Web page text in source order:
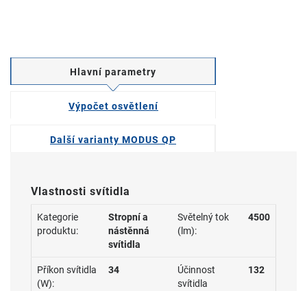
Hlavní parametry
Výpočet osvětlení
Další varianty MODUS QP
Vlastnosti svítidla
Kategorie
produktu:
Stropní a
nástěnná
svítidla
Světelný tok
(lm):
4500
Příkon svítidla
(W):
34
Účinnost
svítidla
132